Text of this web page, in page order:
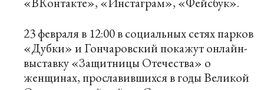
23 февраля в 12:00 в социальных сетях парков
«Дубки» и Гончаровский покажут онлайн-
выставку «Защитницы Отечества» о
женщинах, прославившихся в годы Великой